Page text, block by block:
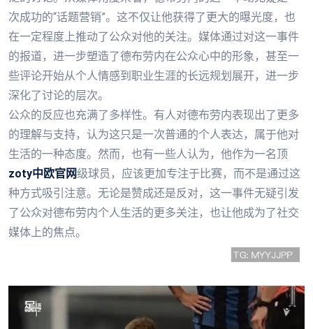
次成功的“话题营销”。这不仅让他获得了更大的曝光度，也
在一定程度上推动了公众对他的关注。媒体通过对这一事件
的报道，进一步塑造了德布劳内在公众心中的形象，甚至一
些评论开始从个人情感到职业生涯的长远规划展开，进一步
深化了讨论的层次。
公众的反应也充满了多样性。有人对德布劳内表现出了更多
的理解与支持，认为这只是一次普通的个人表达，属于他对
生活的一种态度。然而，也有一些人认为，他作为一名顶
zoty中欧官网级球员，应该更加专注于比赛，而不是通过这
种方式吸引注意。无论是赞成还是反对，这一事件无疑引发
了公众对德布劳内个人生活的更多关注，也让他成为了社交
媒体上的焦点。